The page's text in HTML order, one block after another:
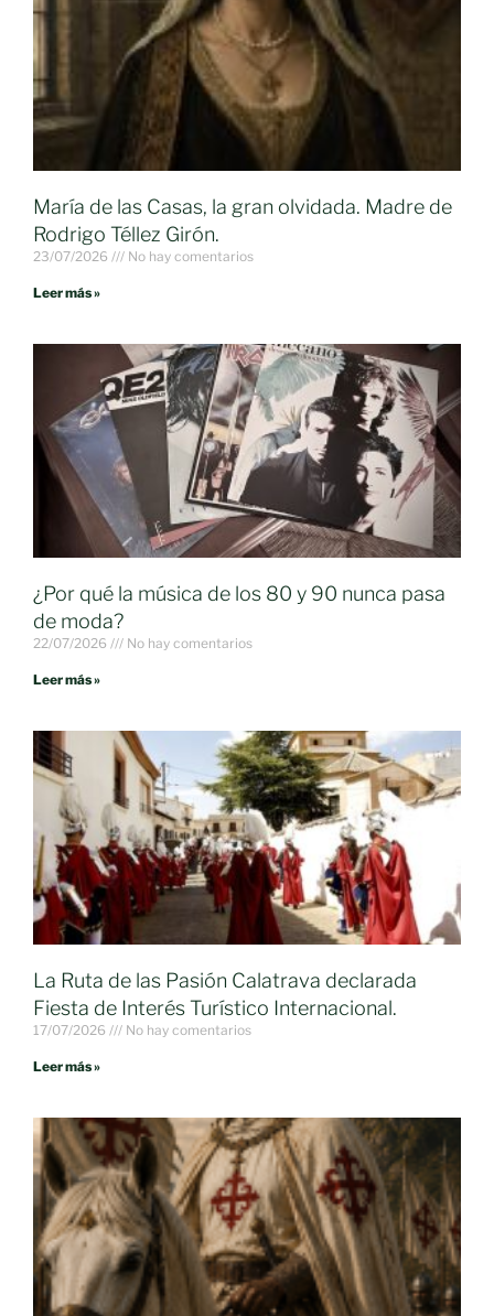
María de las Casas, la gran olvidada. Madre de
Rodrigo Téllez Girón.
23/07/2026 No hay comentarios
Leer más »
¿Por qué la música de los 80 y 90 nunca pasa
de moda?
22/07/2026 No hay comentarios
Leer más »
La Ruta de las Pasión Calatrava declarada
Fiesta de Interés Turístico Internacional.
17/07/2026 No hay comentarios
Leer más »